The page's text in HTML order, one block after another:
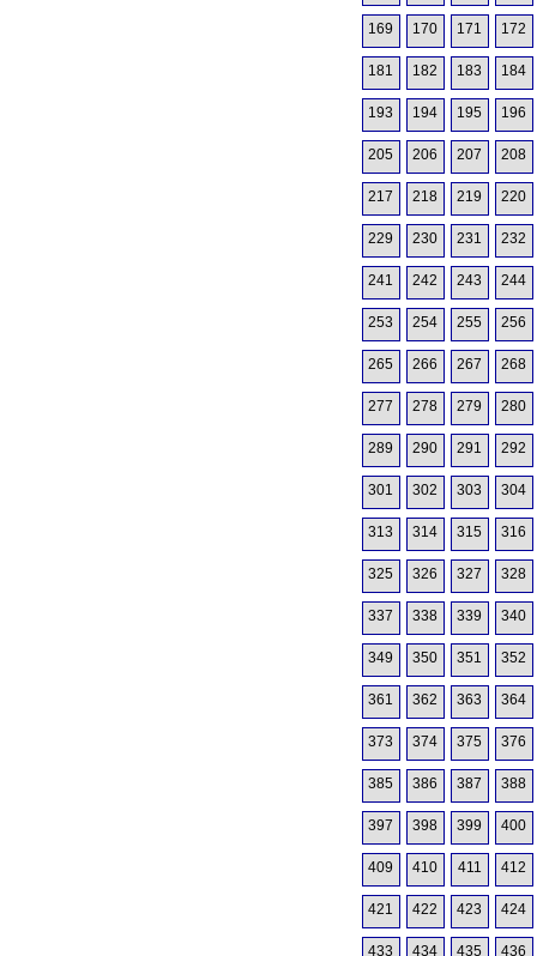
169 170 171 172
181 182 183 184
193 194 195 196
205 206 207 208
217 218 219 220
229 230 231 232
241 242 243 244
253 254 255 256
265 266 267 268
277 278 279 280
289 290 291 292
301 302 303 304
313 314 315 316
325 326 327 328
337 338 339 340
349 350 351 352
361 362 363 364
373 374 375 376
385 386 387 388
397 398 399 400
409 410 411 412
421 422 423 424
433 434 435 436